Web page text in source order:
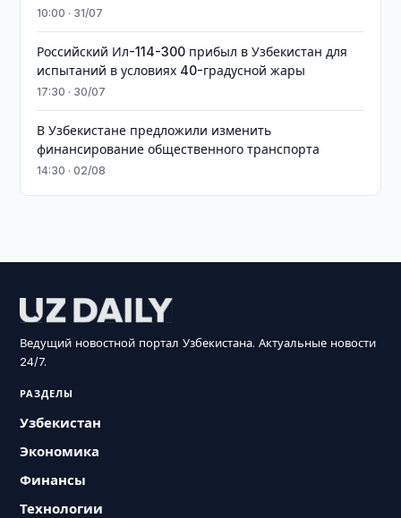
10:00 · 31/07
Российский Ил-114-300 прибыл в Узбекистан для
испытаний в условиях 40-градусной жары
17:30 · 30/07
В Узбекистане предложили изменить
финансирование общественного транспорта
14:30 · 02/08
Ведущий новостной портал Узбекистана. Актуальные новости
24/7.
РАЗДЕЛЫ
Узбекистан
Экономика
Финансы
Технологии